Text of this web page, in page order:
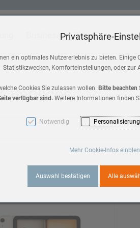
Business Shop
2
Max 2
Services
Privatsphäre-
ein optimales Nutzererlebnis zu bieten.
Statistikzwecken, Komforteinstellungen, oder zur
Cookies Sie zulassen wollen. Bitte
verfügbar sind. Weitere Informationen finden
Notwendig Personalisierung
Mehr Cookie-Infos
Auswahl bestätigen Alle